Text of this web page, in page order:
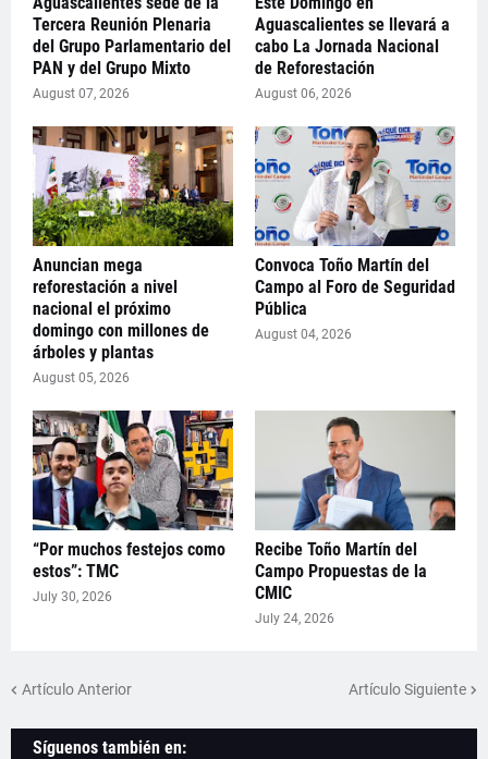
Tercera Reunión Plenaria
del Grupo Parlamentario del
PAN y del Grupo Mixto
August 07, 2026
Aguascalientes se llevará a
cabo La Jornada Nacional
de Reforestación
August 06, 2026
Anuncian mega
reforestación a nivel
nacional el próximo
domingo con millones de
árboles y plantas
August 05, 2026
Convoca Toño Martín del
Campo al Foro de Seguridad
Pública
August 04, 2026
“Por muchos festejos como
estos”: TMC
July 30, 2026
Recibe Toño Martín del
Campo Propuestas de la
CMIC
July 24, 2026
Artículo Anterior Artículo Siguiente
Síguenos también en: